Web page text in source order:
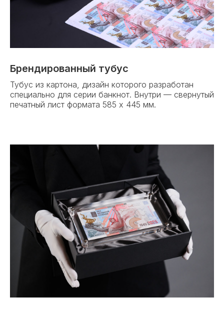
Брендированный тубус
Тубус из картона, дизайн которого разработан
специально для серии банкнот. Внутри — свернутый
печатный лист формата 585 х 445 мм.